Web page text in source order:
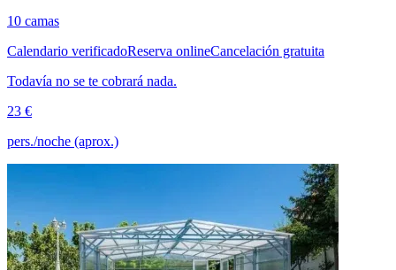
10 camas
Calendario verificadoReserva onlineCancelación gratuita
Todavía no se te cobrará nada.
23 €
pers./noche (aprox.)